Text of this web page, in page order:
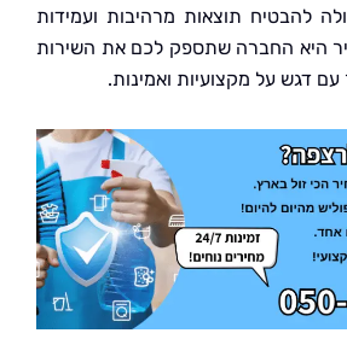
תוצאות מרהיבות ועמידות
החברה שתספק לכם את השירות
מקצועיות ואמינות.